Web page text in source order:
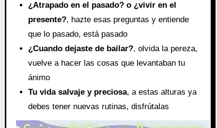
¿Atrapado en el pasado? o ¿vivir en el
presente?, hazte esas preguntas y entiende
que lo pasado, está pasado
¿Cuando dejaste de bailar?, olvida la pereza,
vuelve a hacer las cosas que levantaban tu
ánimo
Tu vida salvaje y preciosa, a estas alturas ya
debes tener nuevas rutinas, disfrútalas